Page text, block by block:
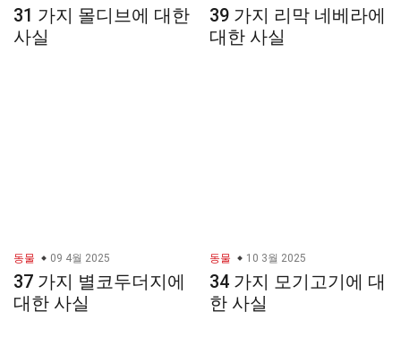
31 가지 몰디브에 대한
사실
39 가지 리막 네베라에
대한 사실
동물 09 4월 2025
37 가지 별코두더지에
대한 사실
동물 10 3월 2025
34 가지 모기고기에 대
한 사실